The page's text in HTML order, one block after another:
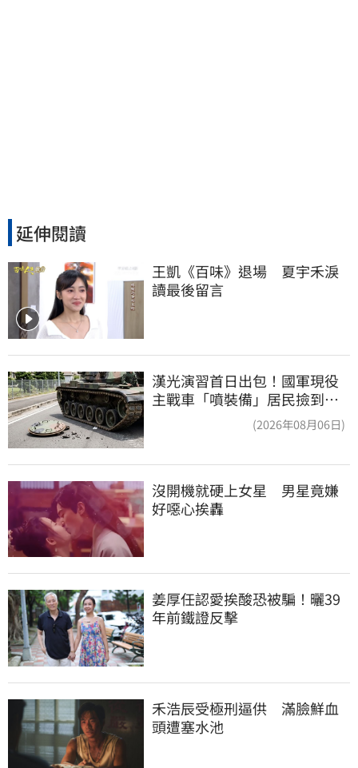
延伸閱讀
王凱《百味》退場　夏宇禾淚
讀最後留言
漢光演習首日出包！國軍現役
主戰車「噴裝備」居民撿到零
(2026年08月06日)
沒開機就硬上女星　男星竟嫌
好噁心挨轟
姜厚任認愛挨酸恐被騙！曬39
年前鐵證反擊
禾浩辰受極刑逼供　滿臉鮮血
頭遭塞水池